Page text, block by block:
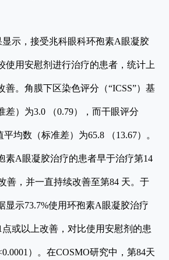
显示，接受兆科眼科环孢素A眼凝胶
使用安慰剂进行治疗的患者，统计上
善。角膜下区染色评分（“ICSS”）基
差）为3.0 （0.79），而干眼评分
平均数（标准差）为65.8 （13.67）。
素A眼凝胶治疗的患者早于治疗第14
善，并一直持续改善至第84 天。于
显示73.7%使用环孢素A眼凝胶治疗
点或以上改善，对比使用安慰剂的患
）。在COSMO研究中，第84天